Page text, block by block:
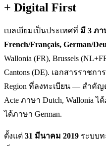
+ Digital First
เบลเยียมเป็นประเทศที่ มี 3 ภา
French/Français, German/
Wallonia (FR), Brussels
Cantons (DE). เอกสารราช
Region ที่ลงทะเบียน — สำคัญ
Acte ภาษา Dutch, Wallonia ไ
ได้ภาษา German.
ตั้งแต่ 31 มีนาคม 2019 ระบบท